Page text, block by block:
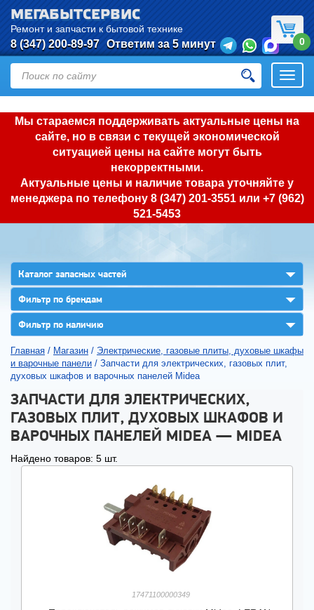
Мы стараемся поддерживать актуальные цены на
сайте, но в связи с текущей экономической
ситуацией цены на сайте могут быть
некорректными.
Актуальные цены и наличие товара уточняйте у
менеджера по телефону 8 (347) 201-3551или +7 (962)
521-5453
МЕГАБЫТСЕРВИС
Ремонт и запчасти к бытовой технике
8 (347) 200-89-97 Ответим за 5 минут 0
Каталог запасных частей ▼
Фильтр по брендам ▼
Фильтр по наличию ▼
Главная / Магазин / Электрические, газовые плиты, духовые шкафы
и варочные панели / Запчасти для электрических, газовых плит,
духовых шкафов и варочных панелей Midea
ЗАПЧАСТИ ДЛЯ ЭЛЕКТРИЧЕСКИХ,
ГАЗОВЫХ ПЛИТ, ДУХОВЫХ ШКАФОВ И
ВАРОЧНЫХ ПАНЕЛЕЙ MIDEA — MIDEA
Найдено товаров: 5 шт.
17471100000349